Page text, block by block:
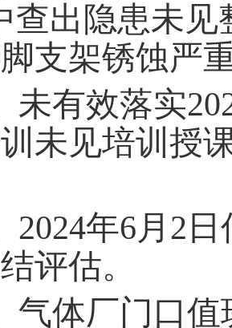
查出隐患未
支架锈蚀严
未有效落实
未见培训授
2024年6月2
评估。
气体厂门口